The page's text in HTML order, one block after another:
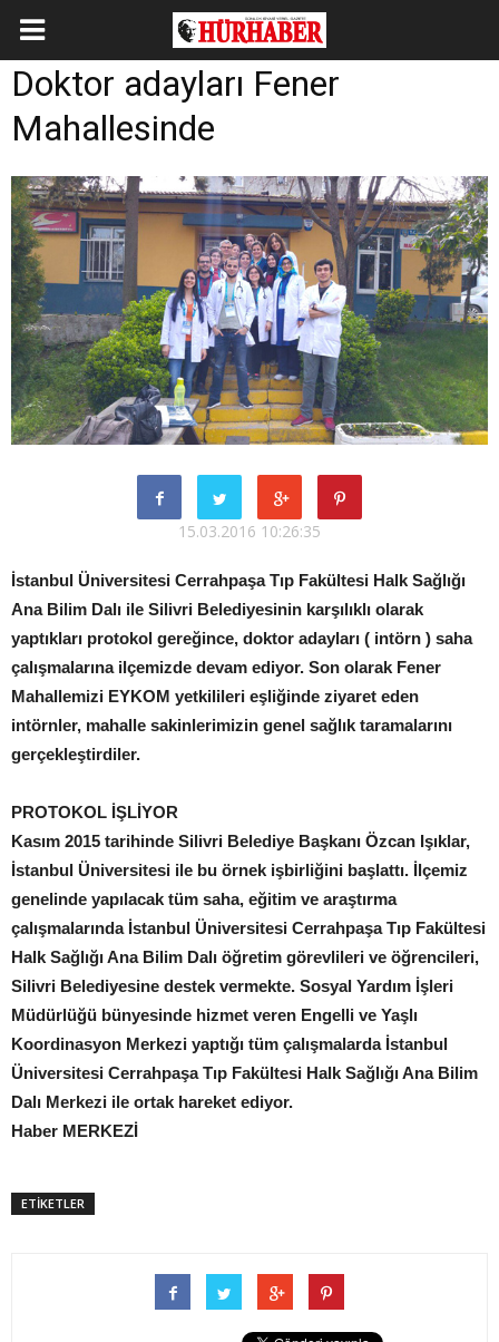
Doktor adayları Fener
Mahallesinde
15.03.2016 10:26:35
İstanbul Üniversitesi Cerrahpaşa Tıp Fakültesi Halk Sağlığı
Ana Bilim Dalı ile Silivri Belediyesinin karşılıklı olarak
yaptıkları protokol gereğince, doktor adayları ( intörn ) saha
çalışmalarına ilçemizde devam ediyor. Son olarak Fener
Mahallemizi EYKOM yetkilileri eşliğinde ziyaret eden
intörnler, mahalle sakinlerimizin genel sağlık taramalarını
gerçekleştirdiler.
PROTOKOL İŞLİYOR
Kasım 2015 tarihinde Silivri Belediye Başkanı Özcan Işıklar,
İstanbul Üniversitesi ile bu örnek işbirliğini başlattı. İlçemiz
genelinde yapılacak tüm saha, eğitim ve araştırma
çalışmalarında İstanbul Üniversitesi Cerrahpaşa Tıp Fakültesi
Halk Sağlığı Ana Bilim Dalı öğretim görevlileri ve öğrencileri,
Silivri Belediyesine destek vermekte. Sosyal Yardım İşleri
Müdürlüğü bünyesinde hizmet veren Engelli ve Yaşlı
Koordinasyon Merkezi yaptığı tüm çalışmalarda İstanbul
Üniversitesi Cerrahpaşa Tıp Fakültesi Halk Sağlığı Ana Bilim
Dalı Merkezi ile ortak hareket ediyor.
Haber MERKEZİ
ETİKETLER